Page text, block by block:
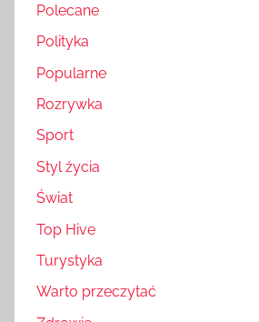
Polecane
Polityka
Popularne
Rozrywka
Sport
Styl życia
Świat
Top Hive
Turystyka
Warto przeczytać